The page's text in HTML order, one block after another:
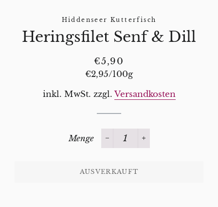
Hiddenseer Kutterfisch
Heringsfilet Senf & Dill
Normaler
Preis
Sonderpreis
€5,90
Stückpreis
€2,95/pro
100g
inkl. MwSt. zzgl.Versandkosten
Menge
−
+
AUSVERKAUFT